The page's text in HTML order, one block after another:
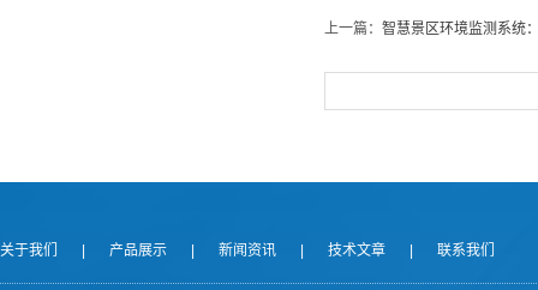
上一篇： 智慧景区环境监测系统
关于我们 产品展示 新闻资讯 技术文章 联系我们